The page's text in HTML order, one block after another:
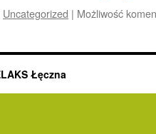
Uncategorized | Możliwość
Łęczna